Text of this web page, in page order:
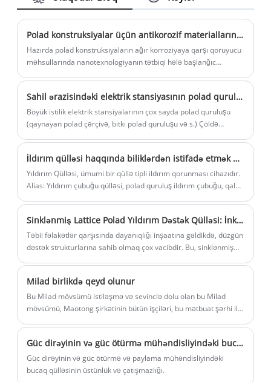
birləşdirən merdivenlərdə ola bilər.
Çoxfunksiyalı tək boru qülləsinin alt
divarı, ümumiyyətlə, aşağı bir qapı açılışı,
iş platformanının yerləşdiyi divar yuxarı
qapı açılmasına malikdir və anten braketi
iş platformasının hasarında sabitlənir.
Polad konstruksiyalar üçün antikorozif materialların inkişaf tendensiyası
Hazırda polad konstruksiyaların ağır korroziyaya qarşı qoruyucu
məhsullarında nanotexnologiyanın tətbiqi hələ başlanğıc
bu sahəyə böyük qazanc gətirəcəyi şübhəsizdir.
Sahil ərazisindəki elektrik stansiyasının polad quruluşunun antikorroziv sxemi haqqında qısa analiz
Böyük istilik elektrik stansiyalarının çox sayda polad quruluşu
(qaynayan polad çərçivə, bitki polad quruluşu və s.) Çöldə
İldırım qülləsi haqqında biliklərdən istifadə etmək üçün giriş
Yıldırım Qülləsi, ümumi bir qüllə tipli ildırım qorunması cihazıdır.
Alias: Yıldırım çubuğu qülləsi, polad quruluş ildırım çubuğu, qala
Sinklənmiş Lattice Polad Yıldırım Dəstək Qülləsi: İnkişaf etməsinin həlli
Təbii fəlakətlər qarşısında dayanıqlığı inşaatına gəldikdə, düzgün
dəstək strukturlarına sahib olmaq çox vacibdir. Bu, sinklənmiş
edən yerdir.
Milad birlikdə qeyd olunur
Bu Milad mövsümü istiləşmə və sevinclə dolu olan bu Milad
mövsümü, Maotong şirkətinin bütün işçiləri, bu mətbuat şərhi ilə
Güc dirəyinin və güc ötürmə mühəndisliyindəki bucaq qülləsinin üstünlüyü və çatışmazlığı
Güc dirəyinin və güc ötürmə və paylama mühəndisliyindəki
bucaq qülləsinin üstünlük və çatışmazlığı.